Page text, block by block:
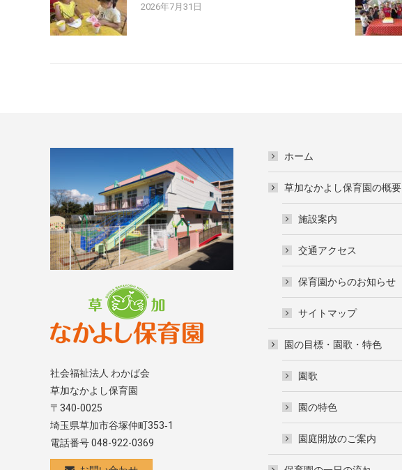
2026年7月31日
社会福祉法人 わかば会
草加なかよし保育園
〒340-0025
埼玉県草加市谷塚仲町353‐1
電話番号 048-922-0369
ホーム
草加なかよし保育園の概要
施設案内
交通アクセス
保育園からのお知らせ
サイトマップ
園の目標・園歌・特色
園歌
園の特色
園庭開放のご案内